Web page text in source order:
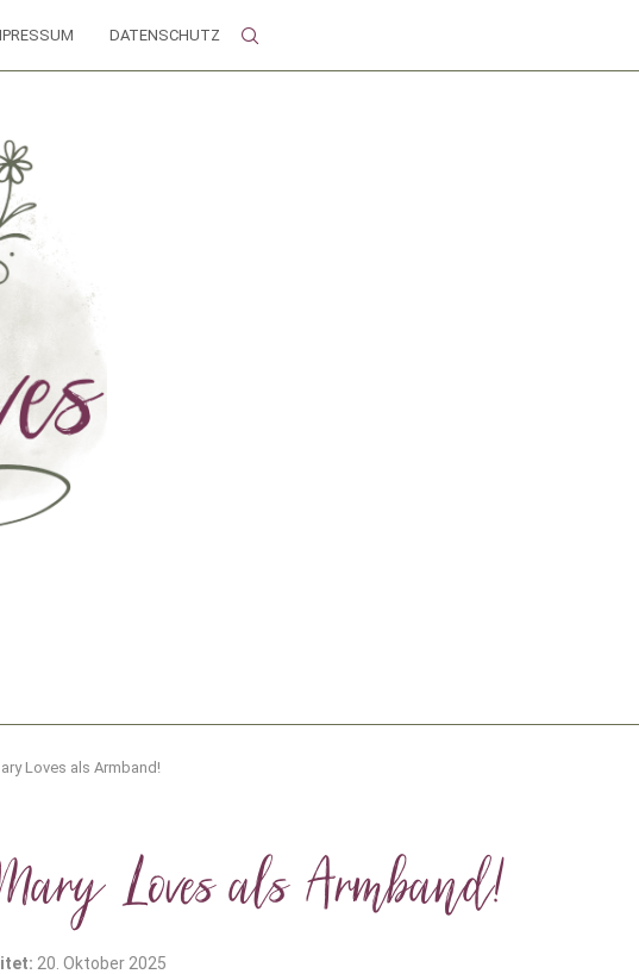
DATENSCHUTZ
Loves als Armband!
Loves als Armband!
20. Oktober 2025